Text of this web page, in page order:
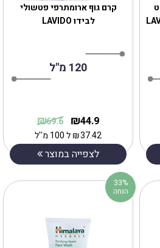
קרם גוף ארומתרפי פטשולי
לבידו LAVIDO
120 מ"ל
44.9
₪
69.6
₪
37.42
₪ל 100 מ''ל
לצפייה במוצר
33%
הנחה